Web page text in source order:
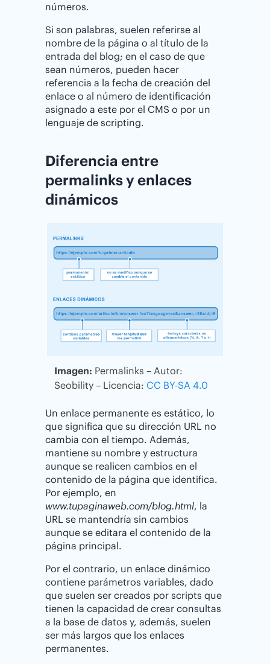
números.
Si son palabras, suelen referirse al
nombre de la página o al título de la
entrada del blog; en el caso de que
sean números, pueden hacer
referencia a la fecha de creación del
enlace o al número de identificación
asignado a este por el CMS o por un
lenguaje de scripting.
Diferencia entre
permalinks y enlaces
dinámicos
Imagen: Permalinks – Autor:
Seobility – Licencia: CC BY-SA 4.0
Un enlace permanente es estático, lo
que significa que su dirección URL no
cambia con el tiempo. Además,
mantiene su nombre y estructura
aunque se realicen cambios en el
contenido de la página que identifica.
Por ejemplo, en
www.tupaginaweb.com/blog.html, la
URL se mantendría sin cambios
aunque se editara el contenido de la
página principal.
Por el contrario, un enlace dinámico
contiene parámetros variables, dado
que suelen ser creados por scripts que
tienen la capacidad de crear consultas
a la base de datos y, además, suelen
ser más largos que los enlaces
permanentes.